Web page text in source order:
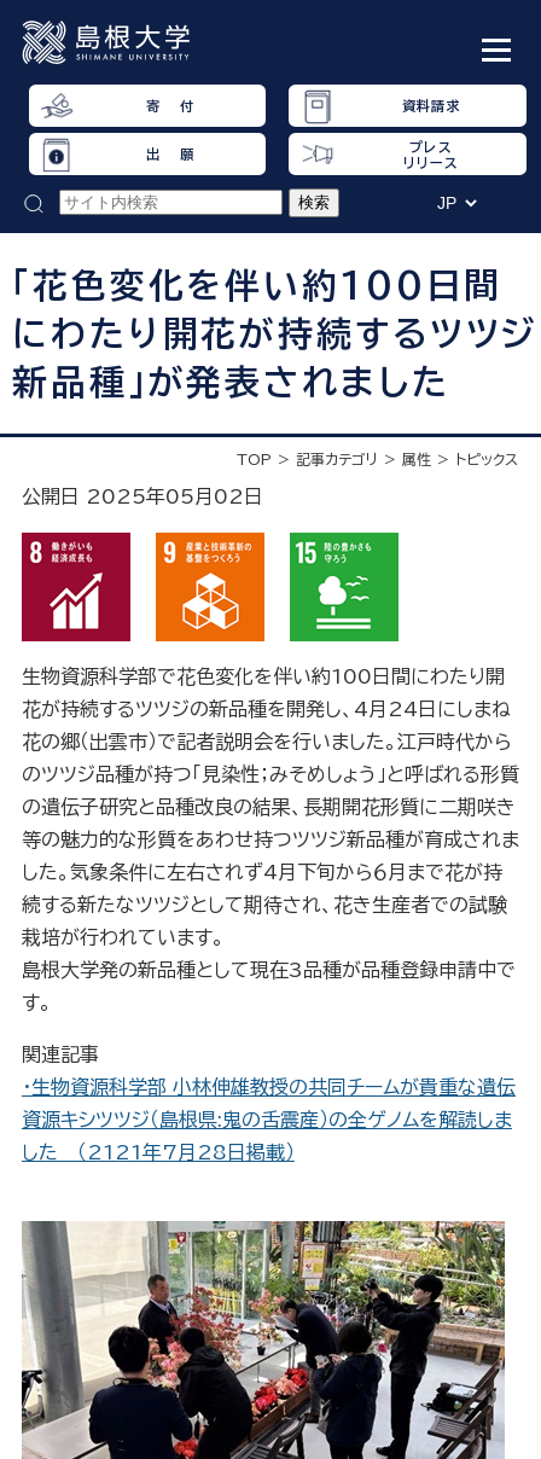
寄 付 資料請求
出 願
プレス
リリース
「花色変化を伴い約100日間
にわたり開花が持続するツツジ
新品種」が発表されました
TOP 記事カテゴリ 属性 トピックス
公開日 2025年05月02日
生物資源科学部で花色変化を伴い約100日間にわたり開
花が持続するツツジの新品種を開発し、4月24日にしまね
花の郷（出雲市）で記者説明会を行いました。江戸時代から
のツツジ品種が持つ「見染性；みそめしょう」と呼ばれる形質
の遺伝子研究と品種改良の結果、長期開花形質に二期咲き
等の魅力的な形質をあわせ持つツツジ新品種が育成されま
した。気象条件に左右されず4月下旬から６月まで花が持
続する新たなツツジとして期待され、花き生産者での試験
栽培が行われています。
島根大学発の新品種として現在3品種が品種登録申請中で
す。
関連記事
・生物資源科学部 小林伸雄教授の共同チームが貴重な遺伝
資源キシツツジ（島根県:鬼の舌震産）の全ゲノムを解読しま
した （2121年7月28日掲載）